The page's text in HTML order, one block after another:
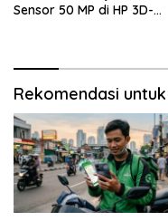
Sensor 50 MP di HP 3D-
Rekomendasi